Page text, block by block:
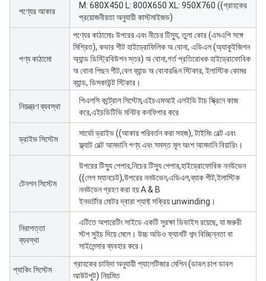
পণ্যের আকার
M: 680X450 L: 800X650 XL: 950X760 ((গ্রাহকের
প্রয়োজনীয়তা অনুযায়ী কাস্টমাইজড)
পণ্য কাঠামো
পণ্যের কাঠামোঃ উপরের এবং নীচের টিস্যু, তুলা কোর (এসএপি সঙ্গে
মিশ্রিত), কভার শীট হাইড্রোফিলিক অ বোনা, এডিএল (অ্যাকুইজিশন
অ্যান্ড ডিস্ট্রিবিউশন স্তর) অ বোনা,গর্ত প্রতিরোধক হাইড্রোফোবিক
অ বোনা পিছন শীট,বেল ব্যান্ড অ বোনারঙিন স্টিকার, ইলাস্টিক কোমর
ব্যান্ড, ডিসকাউন্ট স্টিকার।
নিয়ন্ত্রণ ব্যবস্থা
পিএলসি কন্ট্রোল সিস্টেম,এইচএমআই এলইডি টাচ স্ক্রিনে কাজ
করে,এইচডিটিভি মনিটর কনফিগার করে
ড্রাইভ সিস্টেম
সার্ভো ড্রাইভ ((আকার পরিবর্তন করা সহজ), টাইমিং বেল্ট এবং
ফ্ল্যাট বেল্ট আমদানি পণ্য এবং সমস্ত মূল অংশ আমদানি বিয়ারিং।
টেনশন সিস্টেম
উপরের টিস্যু পেপার,নিচের টিস্যু পেপার,হাইড্রোফোবিক ননউভেন
((লেগ ম্যানচেট),উপরের ননউভেন,এডিএল,ব্যাক শীট,ইলাস্টিক
ননউভেন গ্রহণ করা হয় A & B
ইনভার্টার মোটর দ্বারা শ্যাফ্ট সক্রিয় unwinding।
নিরাপত্তা
ব্যবস্থা
এটিতে অপারেটিং সাইডে একটি সুরক্ষা ডিভাইস রয়েছে, যা জরুরী
স্টপ সুইচ দিয়ে মেলে। উচ্চ অডিও ফ্যানটি শব্দ বিচ্ছিন্নতা বা
সাইলেন্সার ব্যবহার করে।
প্যাকিং সিস্টেম
গ্রাহকের চাহিদা অনুযায়ী প্যালেটিজার মেশিন (ডাবল চাপ ডাবল
আউটপুট) নিয়মিত